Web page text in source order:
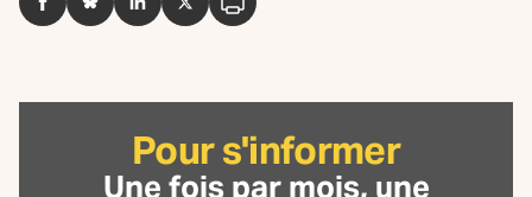
FacebookBlueSkyLinkedInTwitterImprimer
Pour s'informer
Une fois par mois, une